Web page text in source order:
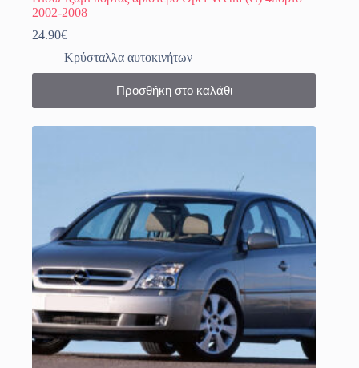
2002-2008
24.90€
Κρύσταλλα αυτοκινήτων
Προσθήκη στο καλάθι